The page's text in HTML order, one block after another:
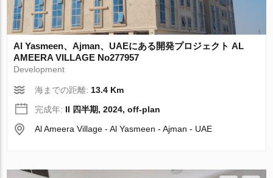
Al Yasmeen、Ajman、UAEにある開発プロジェクト AL
AMEERA VILLAGE No277957
Development
海までの距離: 13.4 Km
完成年: II 四半期, 2024, off-plan
Al Ameera Village - Al Yasmeen - Ajman - UAE